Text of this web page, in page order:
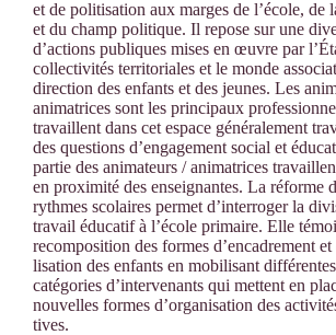
et de politisation aux marges de l’école, de
et du champ politique. Il repose sur une
d’actions publiques mises en œuvre par
collectivités territoriales et le monde
direction des enfants et des jeunes. Les
animatrices sont les principaux
travaillent dans cet espace généralement
des questions d’engagement social et
partie des animateurs / animatrices
en proximité des enseignantes. La réforme
rythmes scolaires permet d’interroger la
travail éducatif à l’école primaire. Elle
recom­position des formes d’enca­dre­ment
lisation des enfants en mobilisant différentes
catégories d’intervenants qui mettent en
nouvelles formes d’organisation des
tives.